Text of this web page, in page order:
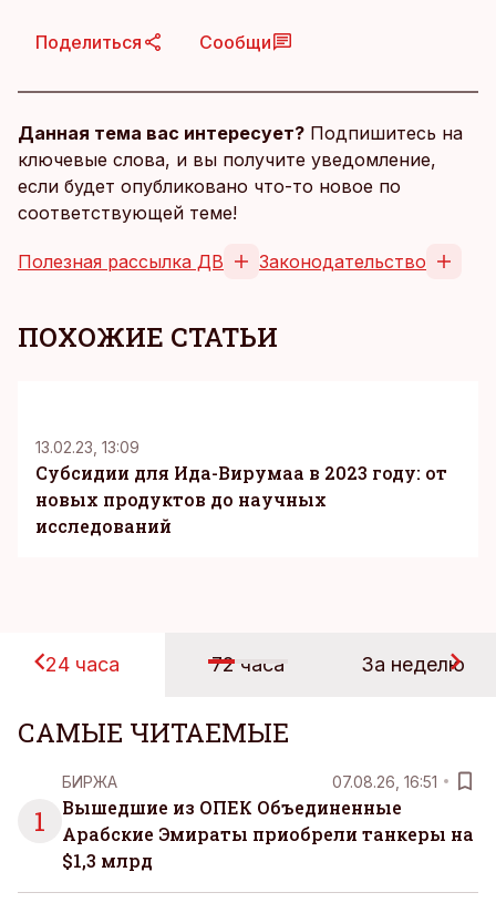
Поделиться Сообщи
Данная тема вас интересует? Подпишитесь на
ключевые слова, и вы получите уведомление,
если будет опубликовано что-то новое по
соответствующей теме!
Полезная рассылка ДВ Законодательство
ПОХОЖИЕ СТАТЬИ
13.02.23, 13:09
Субсидии для Ида-Вирумаа в 2023 году: от
новых продуктов до научных
исследований
24 часа 72 часа За неделю
САМЫЕ ЧИТАЕМЫЕ
1
БИРЖА 07.08.26, 16:51
Вышедшие из ОПЕК Объединенные
Арабские Эмираты приобрели танкеры на
$1,3 млрд